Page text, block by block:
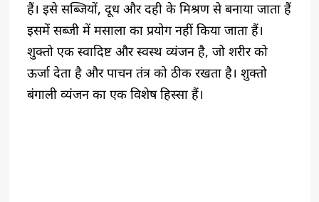
हैं। इसे सब्जियों, दूध और दही के मिश्रण से बनाया जाता हैं
इसमें सब्जी में मसाला का प्रयोग नहीं किया जाता हैं।
शुक्तो एक स्वादिष्ट और स्वस्थ व्यंजन है, जो शरीर को
ऊर्जा देता है और पाचन तंत्र को ठीक रखता है। शुक्तो
बंगाली व्यंजन का एक विशेष हिस्सा हैं।